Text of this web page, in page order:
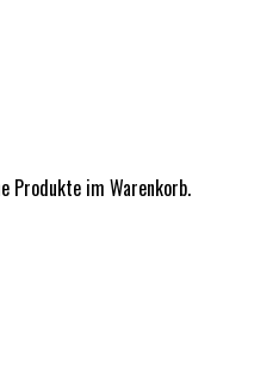
Produkte im Warenkorb.